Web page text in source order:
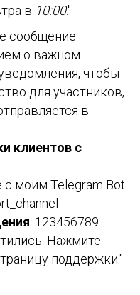
в 10:00."
сообщение
о важном
чтобы
для участников,
в
клиентов с
с моим Telegram Bot
: 123456789
Нажмите
поддержки."